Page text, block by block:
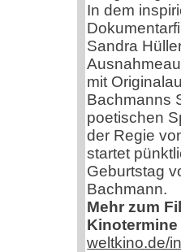
In dem
Sandra
mit
Bachmanns
poetischen
der Regie
startet
Geburtstag
Bachmann.
Mehr zum
weltkino.de/